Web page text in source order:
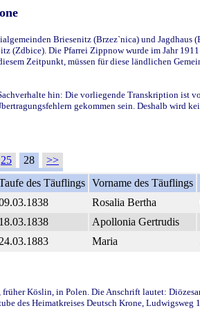
Briesenitz (Brzez`nica) und
(Zdbice). Die Pfarrei Zippnow wurde im Jahr
Zeitpunkt, müssen für diese ländlichen
hin: Die vorliegende Transkription ist
gekommen sein. Deshalb wird
25 28
>>
des Täuflings Vorname des Täuflings
Rosalia Bertha
18.03.1838 Apollonia Gertrudis
24.03.1883 Maria
Köslin, in Polen. Die Anschrift lautet:
des Heimatkreises Deutsch Krone,